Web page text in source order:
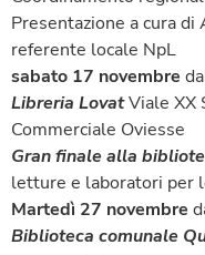
Presentazione a cura
referente locale NpL
sabato 17 novembre
Libreria LovatViale XX
Commerciale Oviesse
Gran finale alla
letture e laboratori per
Martedì 27 novembre
Biblioteca comunale